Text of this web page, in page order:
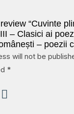
“Cuvinte
– Clasici ai
– poezii
will not be
*